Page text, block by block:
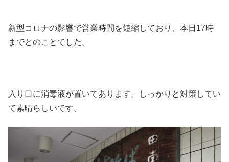
新型コロナの影響で営業時間を短縮しており、本日17時
までとのことでした。
入り口に消毒液が置いてあります。しっかりと対策してい
て素晴らしいです。